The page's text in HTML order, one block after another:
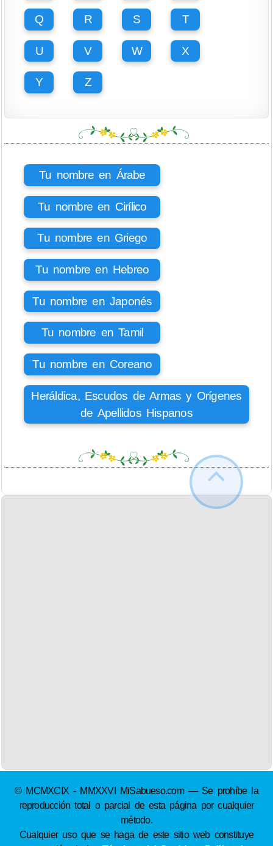
Q R S T
U V W X
Y Z
Tu nombre en Árabe
Tu nombre en Cirílico
Tu nombre en Griego
Tu nombre en Hebreo
Tu nombre en Japonés
Tu nombre en Tamil
Tu nombre en Coreano
Heráldica, Escudos de Armas y Orígenes
de Apellidos Hispanos
© MCMXCIX - MMXXVI MiSabueso.com — Se prohíbe la
reproducción total o parcial de esta página por cualquier
método.
Cualquier uso que se haga de este sitio web constituye